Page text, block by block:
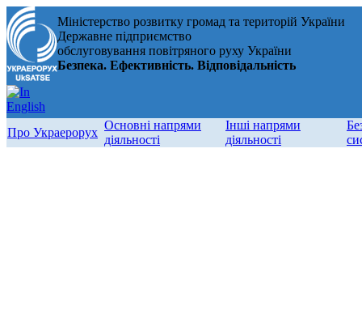
Міністерство розвитку громад та територій України
Державне підприємство
обслуговування повітряного руху України
Безпека. Ефективність. Відповідальність
Про Украерорух
Основні напрями
діяльності
Інші напрями
діяльності